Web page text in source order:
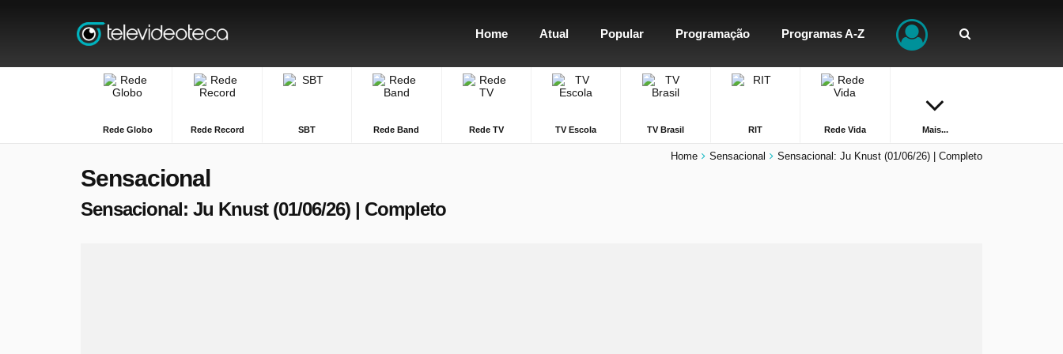
Home Atual Popular Programação Programas A-Z
Rede Globo Rede Record SBT Rede Band Rede TV TV Escola TV Brasil RIT Rede Vida Mais...
Home Sensacional Sensacional: Ju Knust (01/06/26) | Completo
Sensacional
Sensacional: Ju Knust (01/06/26) | Completo